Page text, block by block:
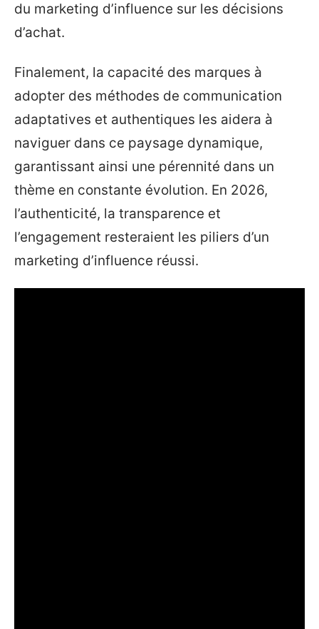
du marketing d’influence sur les décisions
d’achat.
Finalement, la capacité des marques à
adopter des méthodes de communication
adaptatives et authentiques les aidera à
naviguer dans ce paysage dynamique,
garantissant ainsi une pérennité dans un
thème en constante évolution. En 2026,
l’authenticité, la transparence et
l’engagement resteraient les piliers d’un
marketing d’influence réussi.